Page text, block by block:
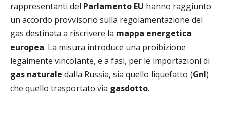
rappresentanti del Parlamento EU hanno raggiunto
un accordo provvisorio sulla regolamentazione del
gas destinata a riscrivere la mappa energetica
europea. La misura introduce una proibizione
legalmente vincolante, e a fasi, per le importazioni di
gas naturale dalla Russia, sia quello liquefatto (Gnl)
che quello trasportato via gasdotto.